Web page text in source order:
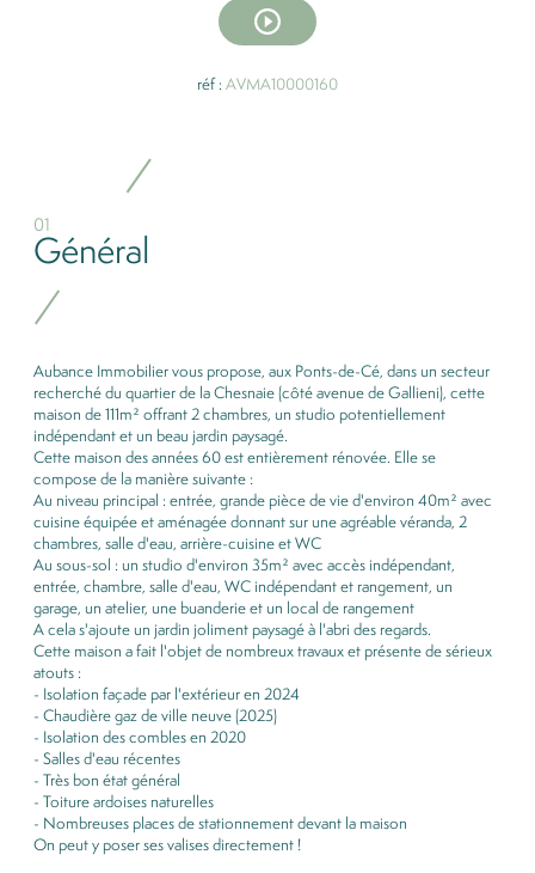
réf : AVMA10000160
01
Général
Aubance Immobilier vous propose, aux Ponts-de-Cé, dans un secteur
recherché du quartier de la Chesnaie (côté avenue de Gallieni), cette
maison de 111m² offrant 2 chambres, un studio potentiellement
indépendant et un beau jardin paysagé.
Cette maison des années 60 est entièrement rénovée. Elle se
compose de la manière suivante :
Au niveau principal : entrée, grande pièce de vie d'environ 40m² avec
cuisine équipée et aménagée donnant sur une agréable véranda, 2
chambres, salle d'eau, arrière-cuisine et WC
Au sous-sol : un studio d'environ 35m² avec accès indépendant,
entrée, chambre, salle d'eau, WC indépendant et rangement, un
garage, un atelier, une buanderie et un local de rangement
A cela s'ajoute un jardin joliment paysagé à l'abri des regards.
Cette maison a fait l'objet de nombreux travaux et présente de sérieux
atouts :
- Isolation façade par l'extérieur en 2024
- Chaudière gaz de ville neuve (2025)
- Isolation des combles en 2020
- Salles d'eau récentes
- Très bon état général
- Toiture ardoises naturelles
- Nombreuses places de stationnement devant la maison
On peut y poser ses valises directement !